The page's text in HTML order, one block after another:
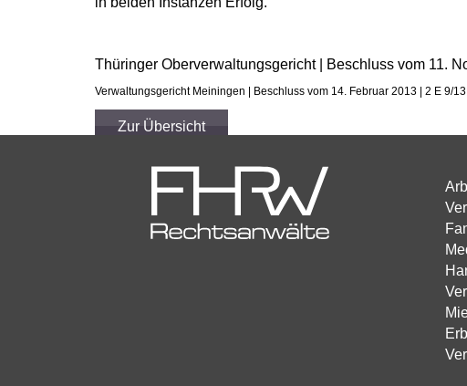
Thüringer Oberverwaltungsgericht | Beschluss vom 11.
Verwaltungsgericht Meiningen | Beschluss vom 14. Februar 2013 | 2 E 9/13
Zur Übersicht